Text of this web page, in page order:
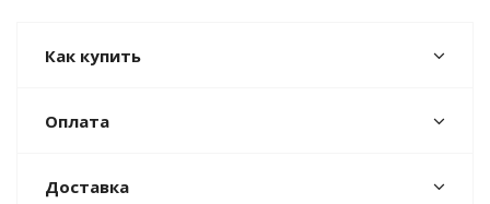
Как купить
Оплата
Доставка